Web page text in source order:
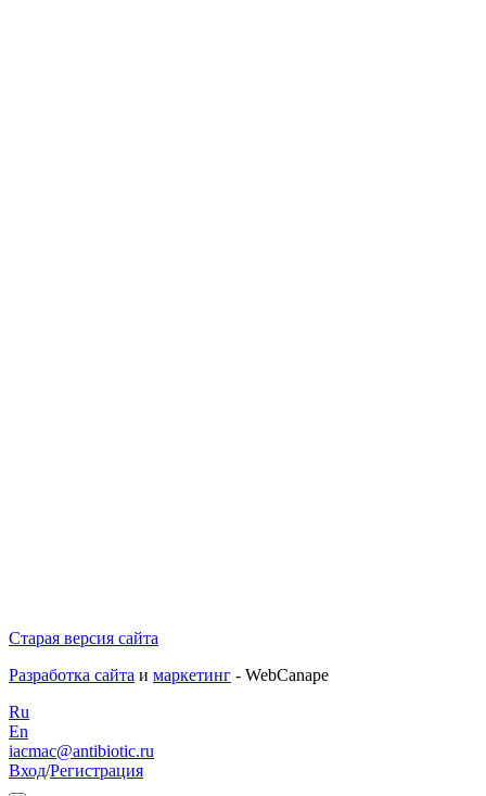
Старая версия сайта
Разработка сайта и маркетинг - WebCanape
Ru
En
iacmac@antibiotic.ru
Вход/Регистрация